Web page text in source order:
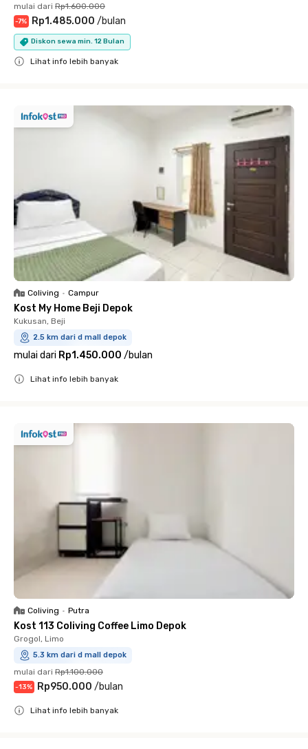
mulai dari Rp1.600.000
-7% Rp1.485.000 /bulan
Diskon sewa min. 12 Bulan
Lihat info lebih banyak
Coliving • Campur
Kost My Home Beji Depok
Kukusan, Beji
2.5 km dari d mall depok
mulai dari Rp1.450.000 /bulan
Lihat info lebih banyak
Coliving • Putra
Kost 113 Coliving Coffee Limo Depok
Grogol, Limo
5.3 km dari d mall depok
mulai dari Rp1.100.000
-13% Rp950.000 /bulan
Lihat info lebih banyak